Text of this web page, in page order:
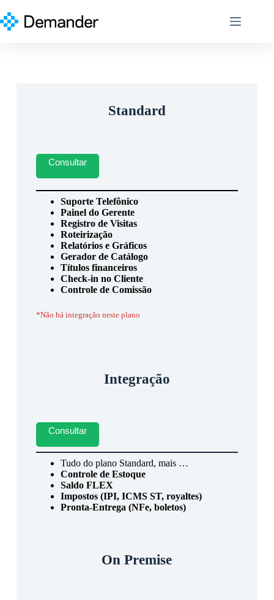
para
o
Standard
Consultar
Suporte Telefônico
Painel do Gerente
Registro de Visitas
Roteirização
Relatórios e Gráficos
Gerador de Catálogo
Títulos financeiros
Check-in no Cliente
Controle de Comissão
*Não há integração neste plano
Integração
Consultar
Tudo do plano Standard, mais …
Controle de Estoque
Saldo FLEX
Impostos (IPI, ICMS ST, royaltes)
Pronta-Entrega (NFe, boletos)
On Premise